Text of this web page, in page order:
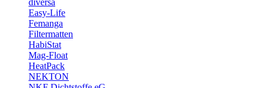
diversa
Easy-Life
Femanga
Filtermatten
HabiStat
Mag-Float
HeatPack
NEKTON